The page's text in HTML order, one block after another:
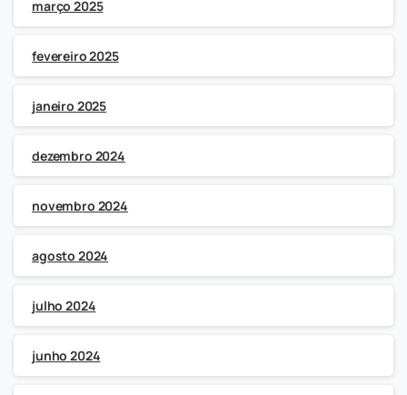
março 2025
fevereiro 2025
janeiro 2025
dezembro 2024
novembro 2024
agosto 2024
julho 2024
junho 2024